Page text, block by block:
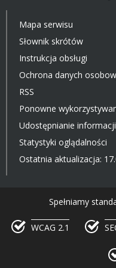
Mapa serwisu
Słownik skrótów
Instrukcja obsługi
Ochrona danych
RSS
Ponowne
Udostępnianie
Statystyki oglądalności
Ostatnia aktualizacja:
Spełniamy
WCAG 2.1